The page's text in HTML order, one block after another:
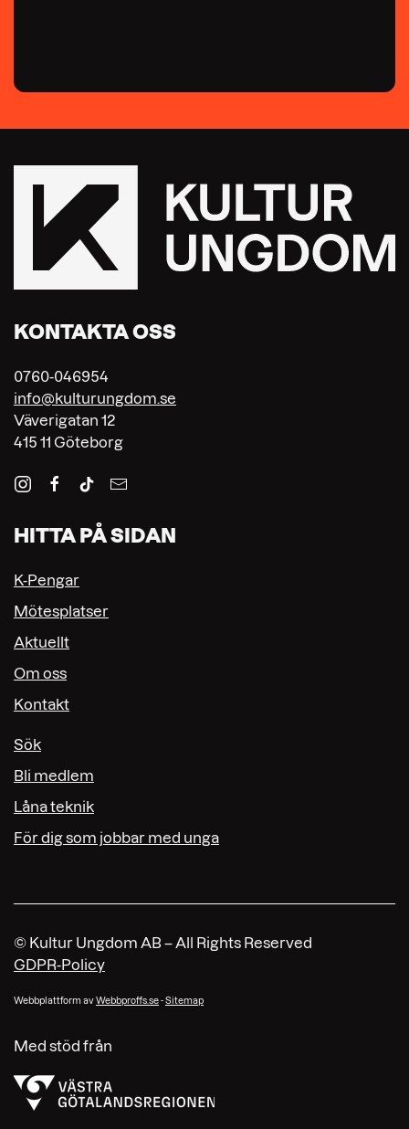
KONTAKTA OSS
0760-046954
info@kulturungdom.se
Väverigatan 12
415 11 Göteborg
HITTA PÅ SIDAN
K-Pengar
Mötesplatser
Aktuellt
Om oss
Kontakt
Sök
Bli medlem
Låna teknik
För dig som jobbar med unga
© Kultur Ungdom AB – All Rights Reserved
GDPR-Policy
Webbplattform avWebbproffs.se-Sitemap
Med stöd från